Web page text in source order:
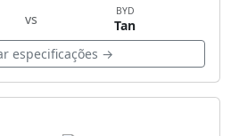
vs BYD
Tan
especificações →